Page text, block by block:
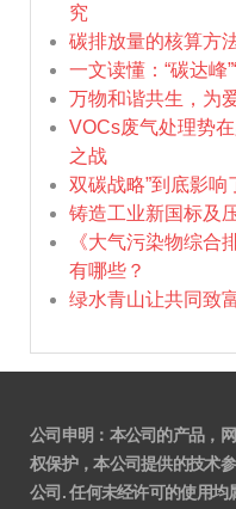
究
碳排放量的核算方
一文读懂：“碳达峰
万物和谐共生，为
VOCs废气处理势
之战
双碳战略”到底影响
铸造工业新国标及
《大气污染物综合
有哪些？
绿水青山让共同致
公司申明：本公司的产品，
权保护，本公司提供的技术
公司. 任何未经许可的使用